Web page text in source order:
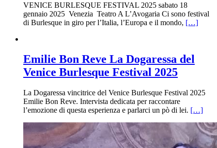
VENICE BURLESQUE FESTIVAL 2025 sabato 18
gennaio 2025 Venezia Teatro A L’Avogaria Ci sono festival
di Burlesque in giro per l’Italia, l’Europa e il mondo, […]
Emilie Bon Reve La Dogaressa del
Venice Burlesque Festival 2025
La Dogaressa vincitrice del Venice Burlesque Festival 2025
Emilie Bon Reve. Intervista dedicata per raccontare
l’emozione di questa esperienza e parlarci un pò di lei. […]